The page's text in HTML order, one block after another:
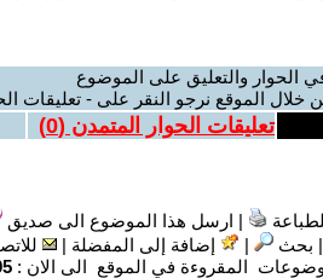
الحوار والتعليق على الموضوع
خلال الموقع نرجو النقر على - تعليقات
تعليقات الحوار المتمدن (0
)
| ارسل هذا الموضوع الى صديق
| بحث | إضافة إلى المفضلة |
المقروءة في الموقع الى الان :